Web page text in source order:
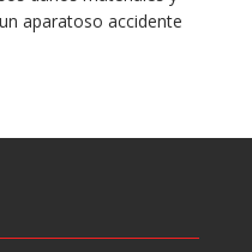
aparatoso accidente